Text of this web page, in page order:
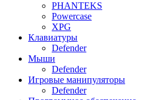
PHANTEKS
Powercase
XPG
Клавиатуры
Defender
Мыши
Defender
Игровые манипуляторы
Defender